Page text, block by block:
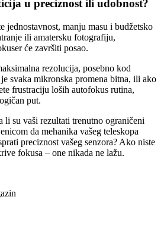
u preciznost ili udobnost?
jednostavnost, manju masu i budžetsko
ili amatersku fotografiju,
će završiti posao.
rezolucija, posebno kod
svaka mikronska promena bitna, ili ako
frustraciju loših autofokus rutina,
put.
li su vaši rezultati trenutno ograničeni
da mehanika vašeg teleskopa
preciznost vašeg senzora? Ako niste
fokusa – one nikada ne lažu.